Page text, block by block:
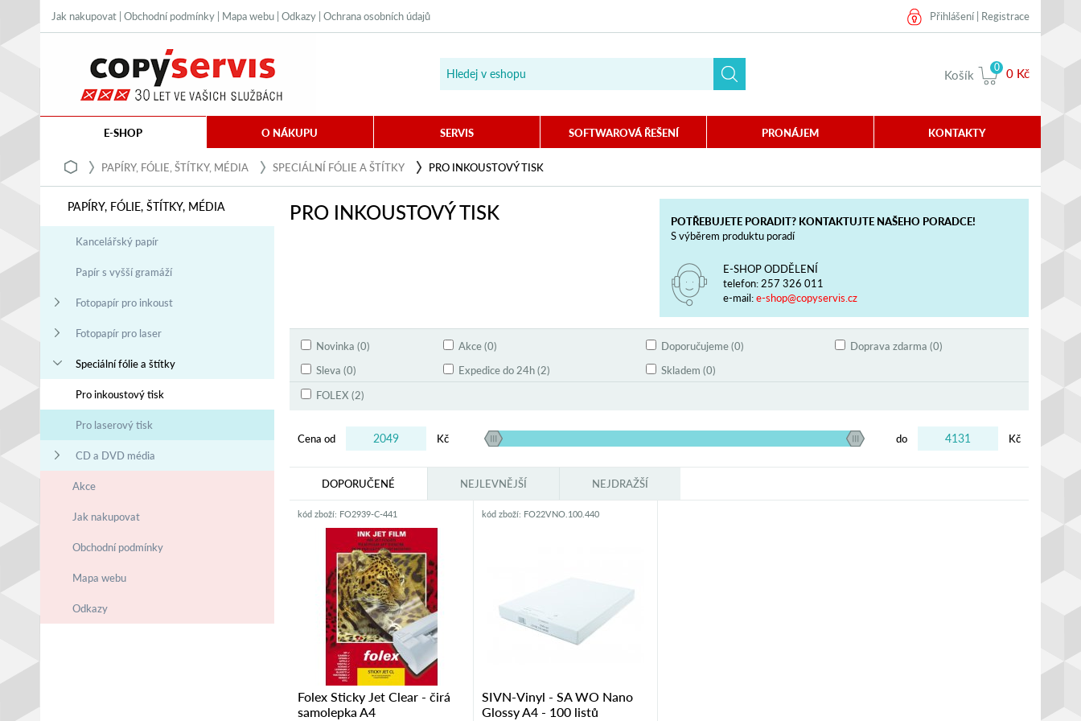
Jak nakupovat Obchodní podmínky Mapa webu Odkazy Ochrana osobních údajů Přihlášení Registrace
Košík
0 0 Kč
E-SHOP O NÁKUPU SERVIS SOFTWAROVÁ ŘEŠENÍ PRONÁJEM KONTAKTY
PAPÍRY, FÓLIE, ŠTÍTKY, MÉDIA SPECIÁLNÍ FÓLIE A ŠTÍTKY PRO INKOUSTOVÝ TISK
PAPÍRY, FÓLIE, ŠTÍTKY, MÉDIA
Kancelářský papír
Papír s vyšší gramáží
Fotopapír pro inkoust
Fotopapír pro laser
Speciální fólie a štítky
Pro inkoustový tisk
Pro laserový tisk
CD a DVD média
Akce
Jak nakupovat
Obchodní podmínky
Mapa webu
Odkazy
PRO INKOUSTOVÝ TISK
POTŘEBUJETE PORADIT? KONTAKTUJTE NAŠEHO PORADCE!
S výběrem produktu poradí
E-SHOP ODDĚLENÍ
telefon: 257 326 011
e-mail:e-shop@copyservis.cz
Novinka (0) Akce (0) Doporučujeme (0)
Doprava zdarma (0)
Sleva (0)
Expedice do 24h (2)
Skladem (0)
FOLEX (2)
Cena od Kč do Kč
DOPORUČENÉ NEJLEVNĚJŠÍ NEJDRAŽŠÍ
kód zboží: FO2939-C-441
Folex Sticky Jet Clear - čirá
samolepka A4
kód zboží: FO22VNO.100.440
SIVN-Vinyl - SA WO Nano
Glossy A4 - 100 listů